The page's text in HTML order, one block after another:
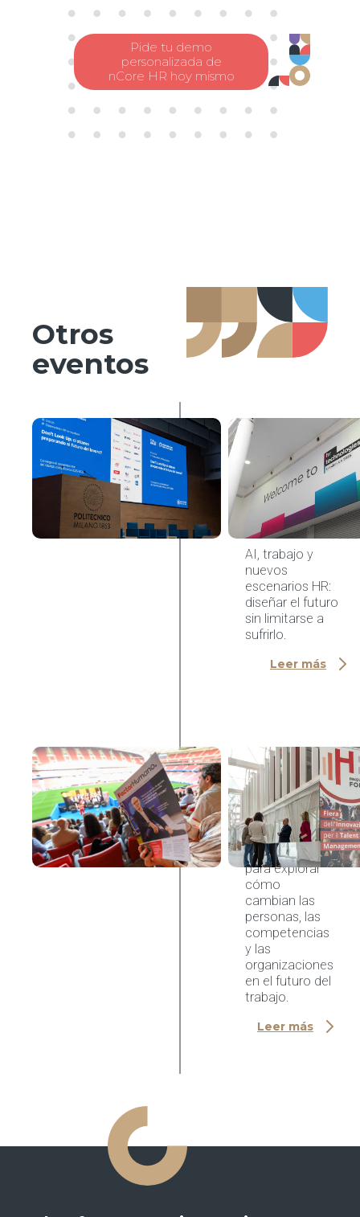
Pide tu demo
personalizada de
nCore HR hoy mismo
Otros
eventos
AI & HR Tech
Congreso
2026 del
Observatorio
HR
Innovation,
Politecnico
di Milano
AI, trabajo y
nuevos
escenarios HR:
diseñar el futuro
sin limitarse a
sufrirlo.
Leer más
AI & HR Tech
Congreso
Factor
Humano
2026,
Madrid
Una ocasión
para explorar
cómo
cambian las
personas, las
competencias
y las
organizaciones
en el futuro del
trabajo.
Leer más